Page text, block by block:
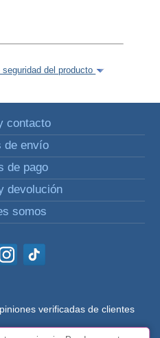
del producto
contacto
de envío
de pago
devolución
somos
verificadas de clientes
reservados Impulsivos